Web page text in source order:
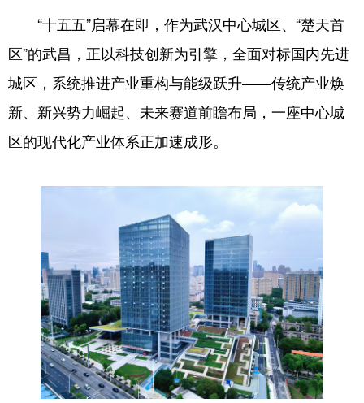
地方频道
北京 天津
江西
河南 湖北
广东 广西 海南 重庆
四川 贵州 云南 西藏
陕西 甘肃 青海 宁夏
新疆 内蒙古 黑龙江
“十五五”启幕在即，作为武汉中心城区、“楚天首
区”的武昌，正以科技创新为引擎，全面对标国内先进
城区，系统推进产业重构与能级跃升——传统产业焕
新、新兴势力崛起、未来赛道前瞻布局，一座中心城
区的现代化产业体系正加速成形。